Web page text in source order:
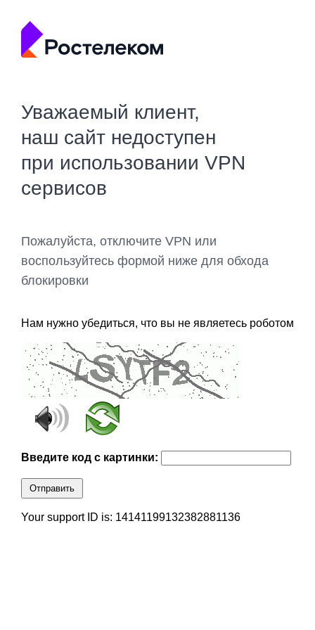
Уважаемый клиент,
наш сайт недоступен
при использовании VPN
сервисов
Пожалуйста, отключите VPN или
воспользуйтесь формой ниже для обхода
блокировки
Нам нужно убедиться, что вы не являетесь роботом
Введите код с картинки:
Отправить
Your support ID is: 14141199132382881136